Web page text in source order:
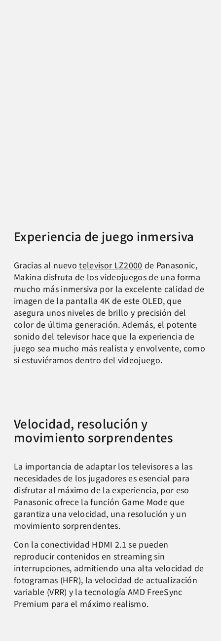
Experiencia de juego inmersiva
Gracias al nuevotelevisor LZ2000 de Panasonic,
Makina disfruta de los videojuegos de una forma
mucho más inmersiva por la excelente calidad de
imagen de la pantalla 4K de este OLED, que
asegura unos niveles de brillo y precisión del
color de última generación. Además, el potente
sonido del televisor hace que la experiencia de
juego sea mucho más realista y envolvente, como
si estuviéramos dentro del videojuego.
Velocidad, resolución y
movimiento sorprendentes
La importancia de adaptar los televisores a las
necesidades de los jugadores es esencial para
disfrutar al máximo de la experiencia, por eso
Panasonic ofrece la función Game Mode que
garantiza una velocidad, una resolución y un
movimiento sorprendentes.
Con la conectividad HDMI 2.1 se pueden
reproducir contenidos en streaming sin
interrupciones, admitiendo una alta velocidad de
fotogramas (HFR), la velocidad de actualización
variable (VRR) y la tecnología AMD FreeSync
Premium para el máximo realismo.